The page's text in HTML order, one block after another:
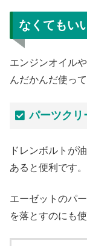
なくてもい
エンジンオイル
んだかんだ使っ
パーツクリ
ドレンボルトが
あると便利です。
エーゼットのパ
を落とすのにも